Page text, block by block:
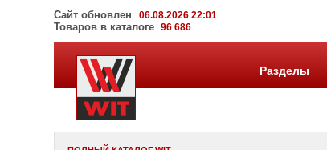
Сайт обновлен 06.08.2026 22:01
Товаров в каталоге96 686
Разделы